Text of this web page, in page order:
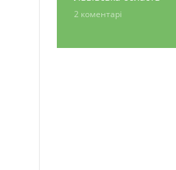
2 коментарі